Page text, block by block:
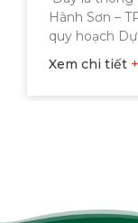
loại bản đồ